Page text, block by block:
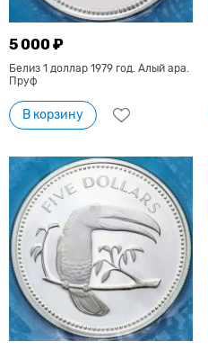
5 000 ₽
Белиз 1 доллар 1979 год. Алый ара.
Пруф
В корзину